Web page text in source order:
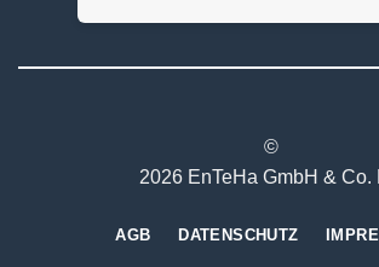
©
2026 EnTeHa GmbH & Co.
AGB DATENSCHUTZ